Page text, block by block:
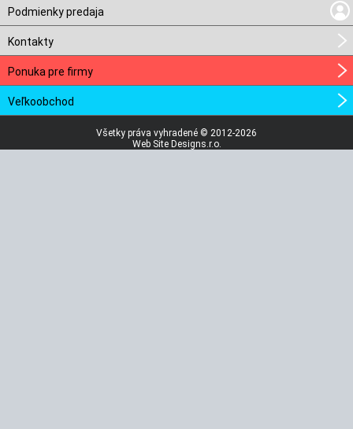
Podmienky predaja
Kontakty
Ponuka pre firmy
Veľkoobchod
Všetky práva vyhradené © 2012-2026
Web Site Designs.r.o.